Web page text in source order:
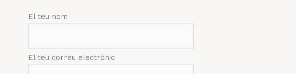
El teu nom
El teu correu electrònic